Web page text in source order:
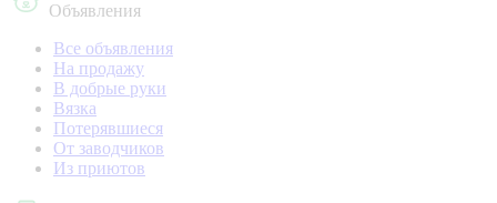
Объявления
Все объявления
На продажу
В добрые руки
Вязка
Потерявшиеся
От заводчиков
Из приютов